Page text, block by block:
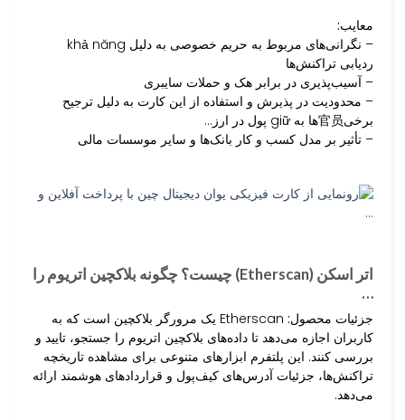
معایب:
– نگرانی‌های مربوط به حریم خصوصی به دلیل khả năng
ردیابی تراکنش‌ها
– آسیب‌پذیری در برابر هک و حملات سایبری
– محدودیت در پذیرش و استفاده از این کارت به دلیل ترجیح
برخی官员‌ها به giữ پول در ارز…
– تأثیر بر مدل کسب و کار بانک‌ها و سایر موسسات مالی
اتر اسکن (Etherscan) چیست؟ چگونه بلاکچین اتریوم را
…
جزئیات محصول:
Etherscan یک مرورگر بلاکچین است که به
کاربران اجازه می‌دهد تا داده‌های بلاکچین اتریوم را جستجو، تایید و
بررسی کنند. این پلتفرم ابزارهای متنوعی برای مشاهده تاریخچه
تراکنش‌ها، جزئیات آدرس‌های کیف‌پول و قراردادهای هوشمند ارائه
می‌دهد.